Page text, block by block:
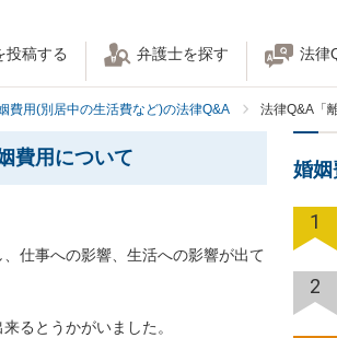
投稿する 弁護士を探す 法律
費用(別居中の生活費など)の法律Q&A 法律Q&A「
費用について
仕事への影響、生活への影響が出て
るとうかがいました。
婚
1
2